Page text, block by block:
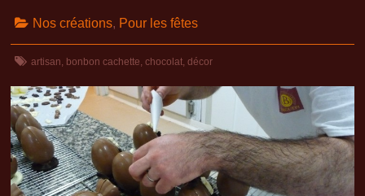
Nos créations, Pour les fêtes
artisan, bonbon cachette,chocolat,décor